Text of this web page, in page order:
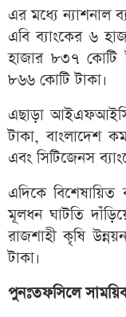
এর মধ্যে ন্যাশনাল
এবি ব্যাংকের ৬
হাজার ৮৩৭ কোটি
৮৬৬ কোটি টাকা।
এছাড়া আইএফআইসি
টাকা, বাংলাদেশ
এবং সিটিজেনস
এদিকে বিশেষায়িত
মূলধন ঘাটতি
রাজশাহী কৃষি
টাকা।
পুনঃতফসিলে সাময়িক